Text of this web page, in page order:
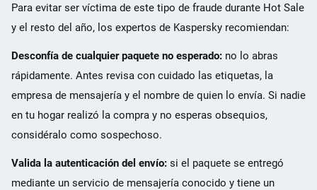
Para evitar ser víctima de este tipo de fraude durante Hot Sale
y el resto del año, los expertos de Kaspersky recomiendan:
Desconfía de cualquier paquete no esperado: no lo abras
rápidamente. Antes revisa con cuidado las etiquetas, la
empresa de mensajería y el nombre de quien lo envía. Si nadie
en tu hogar realizó la compra y no esperas obsequios,
considéralo como sospechoso.
Valida la autenticación del envío: si el paquete se entregó
mediante un servicio de mensajería conocido y tiene un